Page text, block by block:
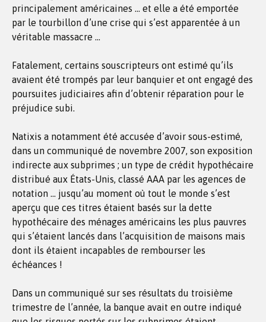
principalement américaines … et elle a été emportée
par le tourbillon d’une crise qui s’est apparentée à un
véritable massacre …
Fatalement, certains souscripteurs ont estimé qu’ils
avaient été trompés par leur banquier et ont engagé des
poursuites judiciaires afin d’obtenir réparation pour le
préjudice subi.
Natixis a notamment été accusée d’avoir sous-estimé,
dans un communiqué de novembre 2007, son exposition
indirecte aux subprimes ; un type de crédit hypothécaire
distribué aux États-Unis, classé AAA par les agences de
notation … jusqu’au moment où tout le monde s’est
aperçu que ces titres étaient basés sur la dette
hypothécaire des ménages américains les plus pauvres
qui s’étaient lancés dans l’acquisition de maisons mais
dont ils étaient incapables de rembourser les
échéances !
Dans un communiqué sur ses résultats du troisième
trimestre de l’année, la banque avait en outre indiqué